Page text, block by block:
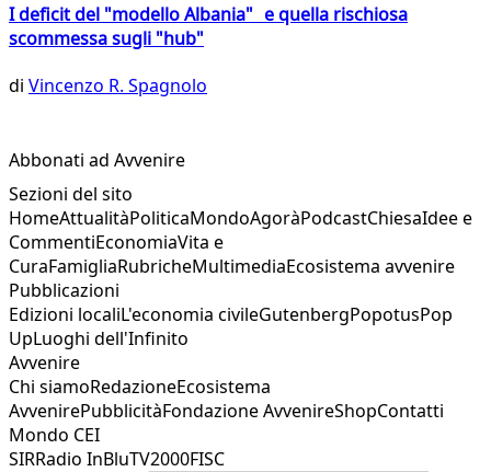
I deficit del "modello Albania" e quella rischiosa
scommessa sugli "hub"
di Vincenzo R. Spagnolo
Abbonati ad Avvenire
Sezioni del sito
HomeAttualitàPoliticaMondoAgoràPodcastChiesaIdee e
CommentiEconomiaVita e
CuraFamigliaRubricheMultimediaEcosistema avvenire
Pubblicazioni
Edizioni localiL'economia civileGutenbergPopotusPop
UpLuoghi dell'Infinito
Avvenire
Chi siamoRedazioneEcosistema
AvvenirePubblicitàFondazione AvvenireShopContatti
Mondo CEI
SIRRadio InBluTV2000FISC